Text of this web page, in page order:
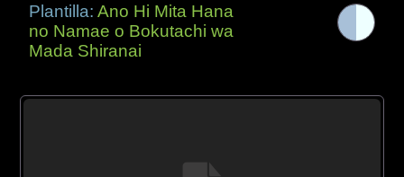
Plantilla:Ano Hi Mita Hana
no Namae o Bokutachi wa
Mada Shiranai